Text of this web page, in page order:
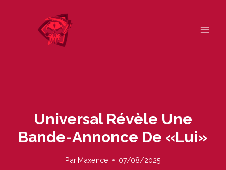
Universal Révèle Une
Bande-Annonce De «lui»
Par Maxence 07/08/2025